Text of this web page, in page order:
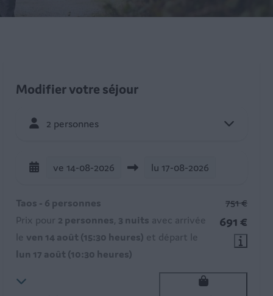
Modifier votre séjour
2 personnes
ve 14-08-2026 lu 17-08-2026
751 €
691 €
Taos - 6 personnes
Prix pour 2 personnes, 3 nuits avec arrivée
le ven 14 août (15:30 heures) et départ le
lun 17 août (10:30 heures)